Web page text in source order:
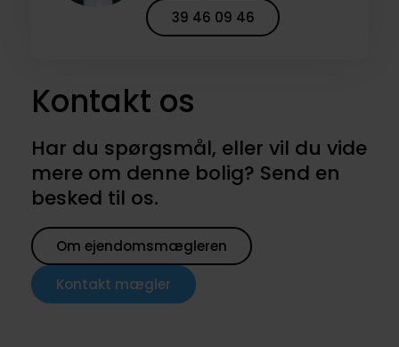
39 46 09 46
Kontakt os
Har du spørgsmål, eller vil du vide
mere om denne bolig? Send en
besked til os.
Om ejendomsmægleren
Kontakt mægler